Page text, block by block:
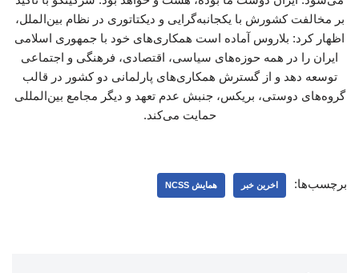
بر مخالفت کشورش با یکجانبه‌گرایی و دیکتاتوری در نظام بین‌الملل،
اظهار کرد: بلاروس آماده است همکاری‌های خود با جمهوری اسلامی
ایران را در همه حوزه‌های سیاسی، اقتصادی، فرهنگی و اجتماعی
توسعه دهد و از گسترش همکاری‌های پارلمانی دو کشور در قالب
گروه‌های دوستی، بریکس، جنبش عدم تعهد و دیگر مجامع بین‌المللی
حمایت می‌کند.
برچسب‌ها: اخرین خبر همایش NCSS